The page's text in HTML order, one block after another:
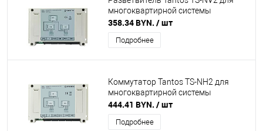
многоквартирной системы
358.34 BYN. / шт
Подробнее
Коммутатор Tantos TS-NH2 для
многоквартирной системы
444.41 BYN. / шт
Подробнее